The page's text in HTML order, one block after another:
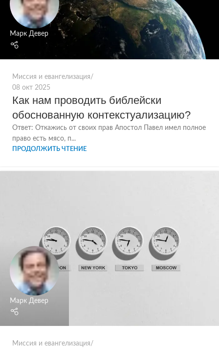
Марк Девер
Миссия и евангелизация
08 окт 2025
Как нам проводить библейски
обоснованную контекстуализацию?
Ответ: Откажись от своих прав Апостол Павел имел полное
право есть мясо, п...
ПРОДОЛЖИТЬ ЧТЕНИЕ
Марк Девер
Миссия и евангелизация